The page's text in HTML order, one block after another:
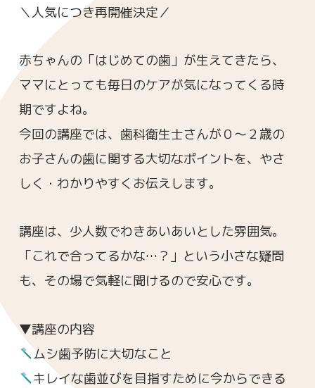
＼人気につき再開催決定／
赤ちゃんの「はじめての歯」が生えてきたら、
ママにとっても毎日のケアが気になってくる時
期ですよね。
今回の講座では、歯科衛生士さんが０～２歳の
お子さんの歯に関する大切なポイントを、やさ
しく・わかりやすくお伝えします。
講座は、少人数でわきあいあいとした雰囲気。
「これで合ってるかな…？」という小さな疑問
も、その場で気軽に聞けるので安心です。
▼講座の内容
ムシ歯予防に大切なこと
キレイな歯並びを目指すために今からできる